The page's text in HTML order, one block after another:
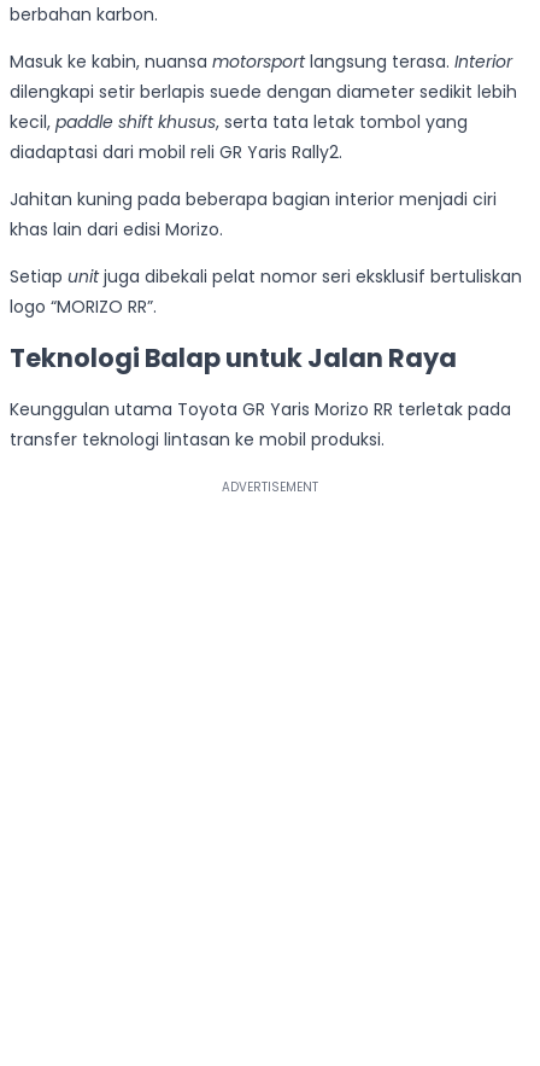
berbahan karbon.
Masuk ke kabin, nuansa motorsportlangsung terasa. Interior
dilengkapi setir berlapis suede dengan diameter sedikit lebih
kecil, paddle shift khusus, serta tata letak tombol yang
diadaptasi dari mobil reli GR Yaris Rally2.
Jahitan kuning pada beberapa bagian interior menjadi ciri
khas lain dari edisi Morizo.
Setiap unitjuga dibekali pelat nomor seri eksklusif bertuliskan
logo “MORIZO RR”.
Teknologi Balap untuk Jalan Raya
Keunggulan utama Toyota GR Yaris Morizo RR terletak pada
transfer teknologi lintasan ke mobil produksi.